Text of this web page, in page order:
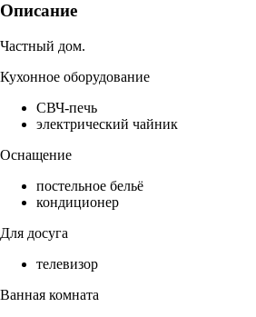
Описание
Частный дом.
Кухонное оборудование
СВЧ-печь
электрический чайник
Оснащение
постельное бельё
кондиционер
Для досуга
телевизор
Ванная комната